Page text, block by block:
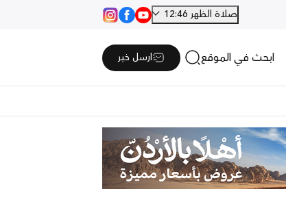
صلاة الظهر 12:46
ابحث في الموقع ارسل خبر